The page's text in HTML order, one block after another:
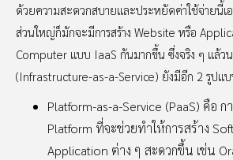
ด้วยความสะดวกสบายและประหยัดค่าใช้จ่ายนี้เ
ส่วนใหญ่ก็มักจะมีการสร้าง Website หรือ
Computer แบบ IaaS กันมากขึ้น ซึ่งจริง ๆ แล้ว
(Infrastructure-as-a-Service) ยังมีอีก 2 รูปแ
Platform-as-a-Service (PaaS) คือ ก
Platform ที่จะช่วยทำให้การสร้าง
Application ต่าง ๆ สะดวกขึ้น เช่น